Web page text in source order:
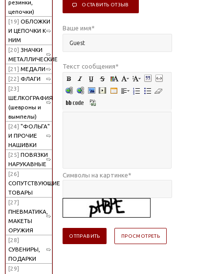
резинки,
цепочки)
[19] ОБЛОЖКИ
И ЦЕПОЧКИ К
НИМ
[20] ЗНАЧКИ
МЕТАЛЛИЧЕСКИЕ
[21] МЕДАЛИ
[22] ФЛАГИ
[23]
ШЕЛКОГРАФИЯ
(шевроны и
вымпелы)
[24] "ФОЛЬГА"
И ПРОЧИЕ
НАШИВКИ
[25] ПОВЯЗКИ
НАРУКАВНЫЕ
[26]
СОПУТСТВУЮЩИЕ
ТОВАРЫ
[27]
ПНЕВМАТИКА,
МАКЕТЫ
ОРУЖИЯ
[28]
СУВЕНИРЫ,
ПОДАРКИ
[29]
ОСТАВИТЬ ОТЗЫВ
Ваше имя*
Текст сообщения*
Символы на картинке*